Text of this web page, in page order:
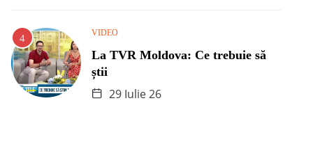
VIDEO
La TVR Moldova: Ce trebuie să
știi
29 Iulie 26